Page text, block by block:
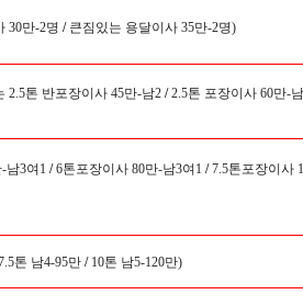
30만-2명 /큰짐있는 용달이사 35만-2명)
2.5톤 반포장이사 45만-남2 /2.5톤 포장이사 60만-
남3여1 /6톤포장이사 80만-남3여1 /7.5톤포장이사
톤 남4-95만 /10톤 남5-120만)